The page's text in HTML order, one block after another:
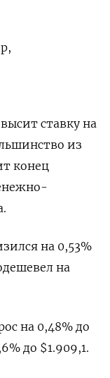
ставку на
из
конец
на 0,53%
на
на 0,48% до
до $1.909,1.